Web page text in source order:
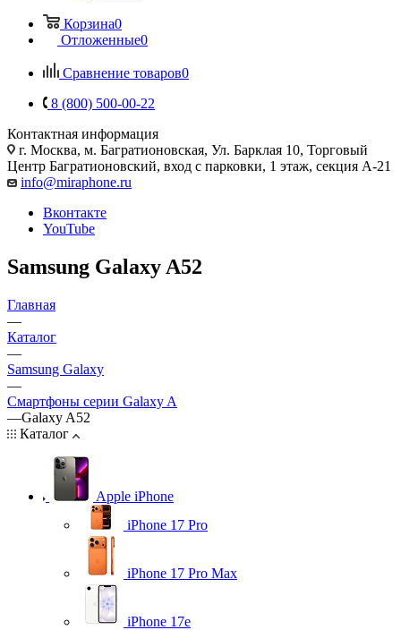
Корзина0
Отложенные0
Сравнение товаров0
8 (800) 500-00-22
Контактная информация
г. Москва, м. Багратионовская, Ул. Барклая 10, Торговый
Центр Багратионовский, вход с парковки, 1 этаж, секция А-21
info@miraphone.ru
Вконтакте
YouTube
Samsung Galaxy A52
Главная
—
Каталог
—
Samsung Galaxy
—
Смартфоны серии Galaxy A
—Galaxy A52
Каталог
Apple iPhone
iPhone 17 Pro
iPhone 17 Pro Max
iPhone 17e